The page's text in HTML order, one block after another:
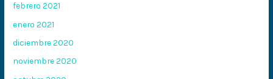
febrero 2021
enero 2021
diciembre 2020
noviembre 2020